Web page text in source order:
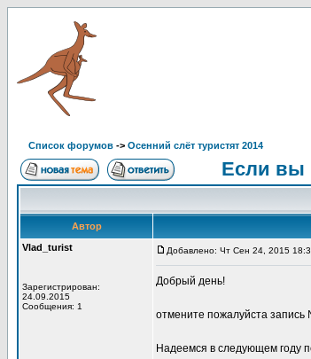
Список форумов -> Осенний слёт туристят 2014
Если вы
Автор
Vlad_turist
Зарегистрирован:
24.09.2015
Сообщения: 1
Добавлено: Чт Сен 24, 2015
Добрый день!
отмените пожалуйста
Надеемся в следующем году